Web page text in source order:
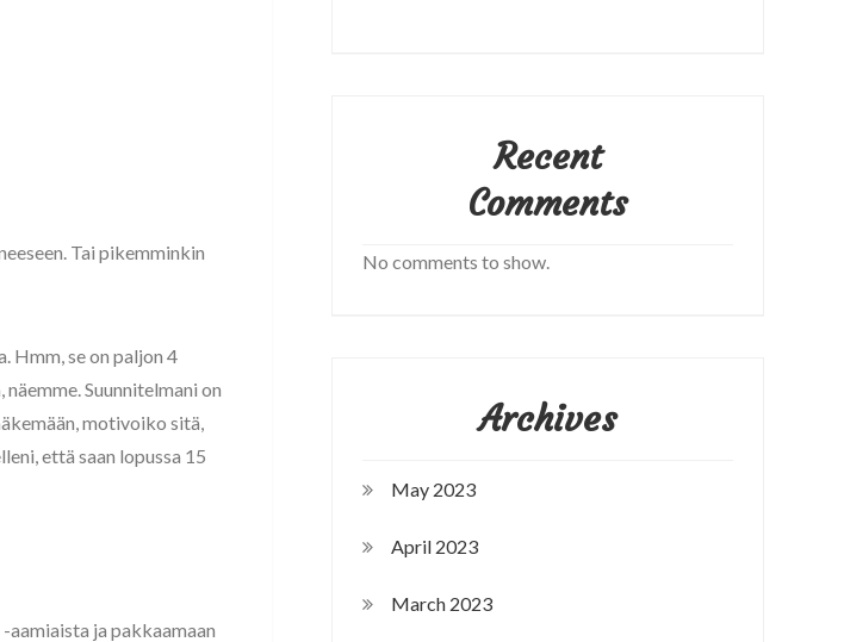
Tai pikemminkin
Hmm, se on paljon 4
Suunnitelmani on
motivoiko sitä,
että saan lopussa 15
ja pakkaamaan
Recent
Comments
No comments to show.
Archives
May 2023
April 2023
March 2023